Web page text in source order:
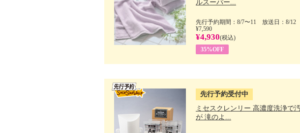
ルスーパー...
先行予約期間：8/7〜11 放送日：8/12
¥7,590
¥4,930(税込)
35%OFF
先行予約受付中
ミセスクレンリー 高濃度洗浄で
が 滝のよ...